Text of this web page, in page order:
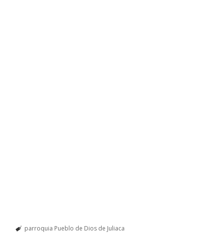
parroquia Pueblo de Dios de Juliaca